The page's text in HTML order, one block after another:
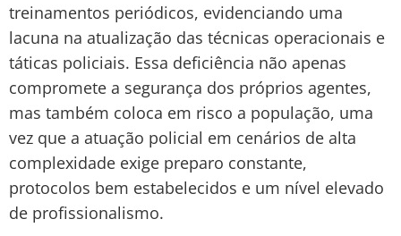
treinamentos periódicos, evidenciando uma
lacuna na atualização das técnicas operacionais e
táticas policiais. Essa deficiência não apenas
compromete a segurança dos próprios agentes,
mas também coloca em risco a população, uma
vez que a atuação policial em cenários de alta
complexidade exige preparo constante,
protocolos bem estabelecidos e um nível elevado
de profissionalismo.